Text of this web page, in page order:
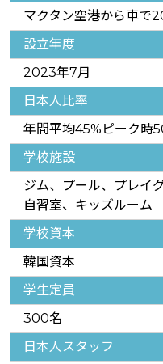
マクタン空港から車で
設立年度
2023年7月
日本人比率
年間平均45%ピーク時
学校施設
ジム、プール、プレイ
自習室、キッズルーム
学校資本
韓国資本
学生定員
300名
日本人スタッフ